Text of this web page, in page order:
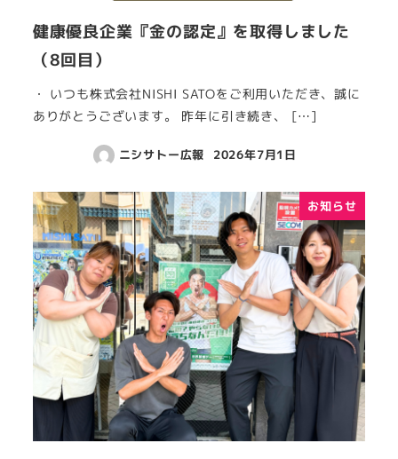
健康優良企業『金の認定』を取得しました
（8回目）
・ いつも株式会社NISHI SATOをご利用いただき、誠に
ありがとうございます。 昨年に引き続き、 […]
ニシサトー広報 2026年7月1日
お知らせ